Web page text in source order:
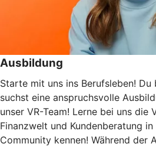
Ausbildung
Starte mit uns ins Berufsleben! Du
suchst eine anspruchsvolle
unser VR-Team! Lerne bei uns die
Finanzwelt und Kundenberatung
Community kennen! Während der